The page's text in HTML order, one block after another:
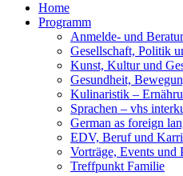
Home
Programm
Anmelde- und
Gesellschaft, Politik
Kunst, Kultur und
Gesundheit,
Kulinaristik –
Sprachen – vhs
German as foreign
EDV, Beruf und
Vorträge, Events und
Treffpunkt Familie